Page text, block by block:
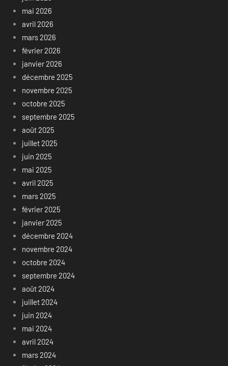
mai 2026
avril 2026
mars 2026
février 2026
janvier 2026
décembre 2025
novembre 2025
octobre 2025
septembre 2025
août 2025
juillet 2025
juin 2025
mai 2025
avril 2025
mars 2025
février 2025
janvier 2025
décembre 2024
novembre 2024
octobre 2024
septembre 2024
août 2024
juillet 2024
juin 2024
mai 2024
avril 2024
mars 2024